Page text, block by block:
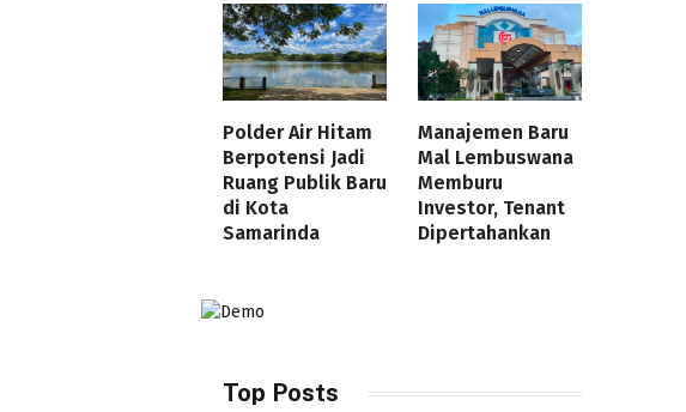
Polder Air Hitam
Berpotensi Jadi
Ruang Publik Baru
di Kota
Samarinda
Manajemen Baru
Mal Lembuswana
Memburu
Investor, Tenant
Dipertahankan
Top Posts